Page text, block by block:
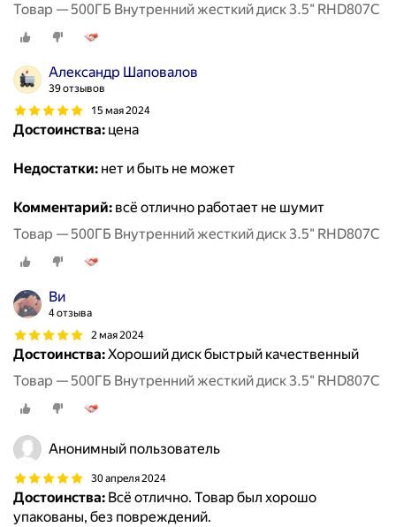
Товар — 500ГБ Внутренний жесткий диск 3.5" RHD807C
Александр Шаповалов
39 отзывов
15 мая 2024
Достоинства: цена
Недостатки: нет и быть не может
Комментарий: всё отлично работает не шумит
Товар — 500ГБ Внутренний жесткий диск 3.5" RHD807C
Ви
4 отзыва
2 мая 2024
Достоинства:Хороший диск быстрый качественный
Товар — 500ГБ Внутренний жесткий диск 3.5" RHD807C
Анонимный пользователь
30 апреля 2024
Достоинства: Всё отлично. Товар был хорошо
упакованы, без повреждений.